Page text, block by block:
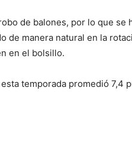
de balones, por lo que se
de manera natural en la
en el bolsillo.
temporada promedió 7,4